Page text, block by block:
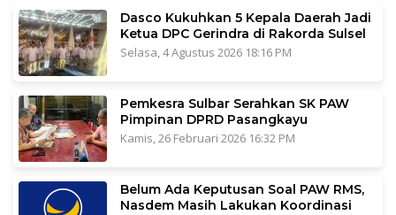
Dasco Kukuhkan 5 Kepala Daerah Jadi
Ketua DPC Gerindra di Rakorda Sulsel
Selasa, 4 Agustus 2026 18:16 PM
Pemkesra Sulbar Serahkan SK PAW
Pimpinan DPRD Pasangkayu
Kamis, 26 Februari 2026 16:32 PM
Belum Ada Keputusan Soal PAW RMS,
Nasdem Masih Lakukan Koordinasi